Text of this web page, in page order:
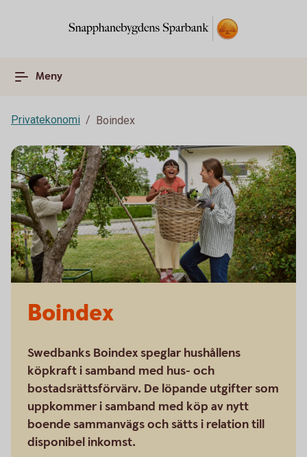
Meny
Privatekonomi Boindex
Boindex
Swedbanks Boindex speglar hushållens
köpkraft i samband med hus- och
bostadsrättsförvärv. De löpande utgifter som
uppkommer i samband med köp av nytt
boende sammanvägs och sätts i relation till
disponibel inkomst.